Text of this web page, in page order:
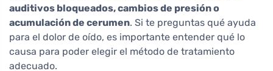
auditivos bloqueados, cambios de presión o
acumulación de cerumen. Si te preguntas qué ayuda
para el dolor de oído, es importante entender qué lo
causa para poder elegir el método de tratamiento
adecuado.